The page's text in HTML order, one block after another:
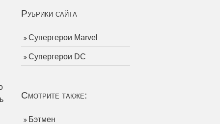
Рубрики сайта
Супергерои Marvel
Супергерои DC
Смотрите также:
Бэтмен